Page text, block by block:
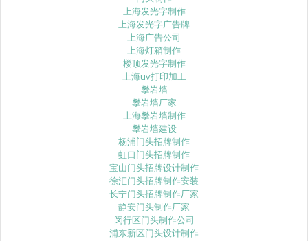
上海发光字制作
上海发光字广告牌
上海广告公司
上海灯箱制作
楼顶发光字制作
上海uv打印加工
攀岩墙
攀岩墙厂家
上海攀岩墙制作
攀岩墙建设
杨浦门头招牌制作
虹口门头招牌制作
宝山门头招牌设计制作
徐汇门头招牌制作安装
长宁门头招牌制作厂家
静安门头制作厂家
闵行区门头制作公司
浦东新区门头设计制作